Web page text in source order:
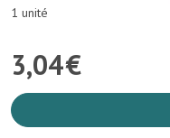
1 unité
3,04€